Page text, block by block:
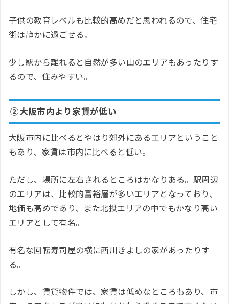
子供の教育レベルも比較的高めだと思われるので、住宅
街は静かに過ごせる。
少し駅から離れると自然が多い山のエリアもあったりす
るので、住みやすい。
②大阪市内より家賃が低い
大阪市内に比べるとやはり郊外にあるエリアということ
もあり、家賃は市内に比べると低い。
ただし、場所に左右されるところはかなりある。駅周辺
のエリアは、比較的富裕層が多いエリアとなっており、
地価も高めであり、また北摂エリアの中でもかなり高い
エリアとして有名。
有名な回転寿司屋の横に西川きよしの家があったりす
る。
しかし、賃貸物件では、家賃は低めなところもあり、市